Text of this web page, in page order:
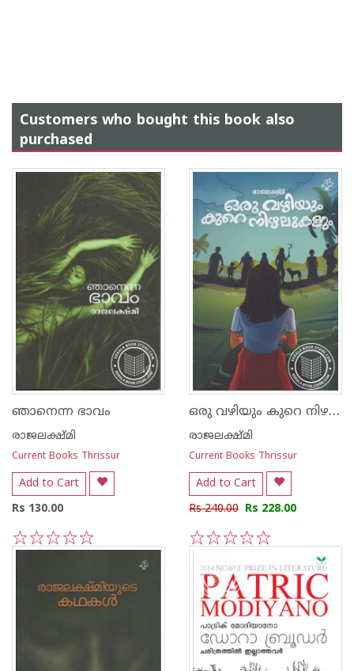
Customers who bought this book also
purchased
ഞാനെന്ന ഭാവം
രാജലക്ഷ്മി
Current Books Thrissur
Add to Cart
Rs 130.00
5
4
3
2
1
ഒരു വഴിയും കുറെ നിഴലുകളും
രാജലക്ഷ്മി
Current Books Thrissur
Add to Cart
Rs 240.00 Rs 228.00
1